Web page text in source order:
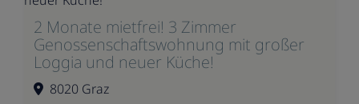
2 Monate mietfrei! 3 Zimmer
Genossenschaftswohnung mit großer
Loggia und neuer Küche!
8020 Graz